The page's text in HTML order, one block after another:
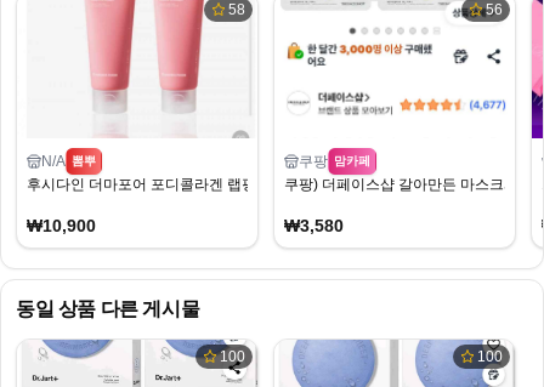
58
N/A 뽐뿌
후시다인 더마포어 포디콜라겐 랩핑마스크 100ml 2개 외 다양
₩10,900
56
쿠팡 맘카페
쿠팡) 더페이스샵 갈아만든 마스크시트
₩3,580
동일 상품 다른 게시물
100 100